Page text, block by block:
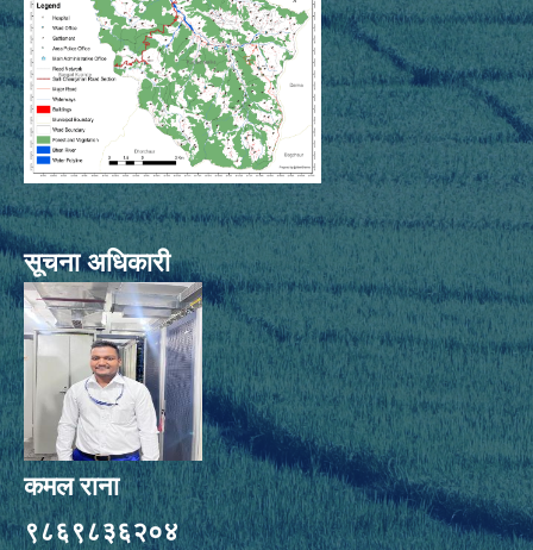
सूचना अधिकारी
कमल राना
९८६९८३६२०४